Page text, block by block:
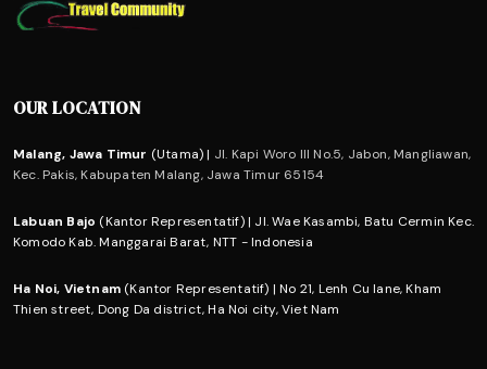
OUR LOCATION
Malang, Jawa Timur (Utama) | Jl. Kapi Woro III No.5, Jabon, Mangliawan,
Kec. Pakis, Kabupaten Malang, Jawa Timur 65154
Labuan Bajo (Kantor Representatif) | Jl. Wae Kasambi, Batu Cermin Kec.
Komodo Kab. Manggarai Barat, NTT - Indonesia
Ha Noi, Vietnam (Kantor Representatif) | No 21, Lenh Cu lane, Kham
Thien street, Dong Da district, Ha Noi city, Viet Nam